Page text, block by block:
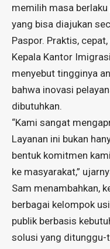
memilih masa
yang bisa diajukan
Paspor. Praktis,
Kepala Kantor
menyebut tingginya
bahwa inovasi
dibutuhkan.
“Kami sangat
Layanan ini bukan
bentuk komitmen
ke masyarakat,”
Sam menambahkan,
berbagai kelompok
publik berbasis
solusi yang ditunggu-